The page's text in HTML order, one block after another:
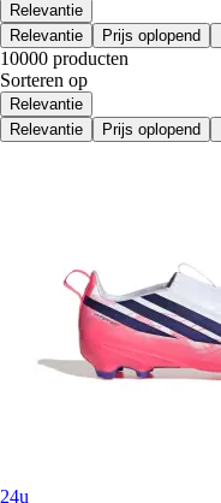
Relevantie
Relevantie
Prijs oplopend
10000 producten
Sorteren op
Relevantie
Relevantie
Prijs oplopend
24u